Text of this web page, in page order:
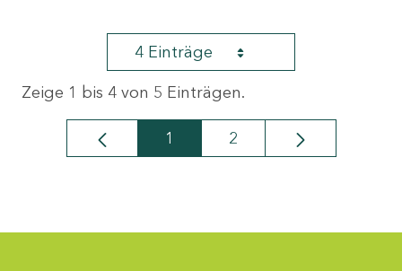
4 Einträge
Zeige 1 bis 4 von 5 Einträgen.
Seite
1 Seite
2